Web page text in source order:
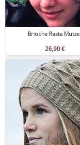
Brioche Rasta Mütze
26,90 €